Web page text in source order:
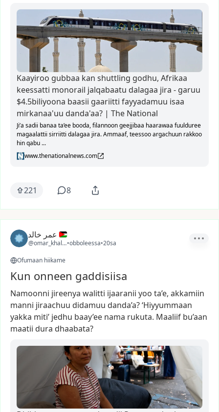
Kaayiroo gubbaa kan shuttling godhu, Afrikaa
keessatti monorail jalqabaatu dalagaa jira - garuu
$4.5biliyoona baasii gaariitti fayyadamuu isaa
mirkanaa'uu danda'aa? | The National
Ji’a sadii banaa ta’ee booda, filannoon geejjibaa haarawaa fuulduree
magaalattii sirriitti dalagaa jira. Ammaaf, teessoo argachuun rakkoo
hin qabu ...
www.thenationalnews.com
221 8
عمر خالد
@omar_khaled26
•obboleessa•20sa
Ofumaan hiikame
Kun onneen gaddisiisa
Namoonni jireenya walitti ijaaranii yoo ta’e, akkamiin
manni jiraachuu didamuu danda’a?‘Hiyyummaan
yakka miti’ jedhu baay’ee nama rukuta. Maaliif bu’aan
maatii dura dhaabata?